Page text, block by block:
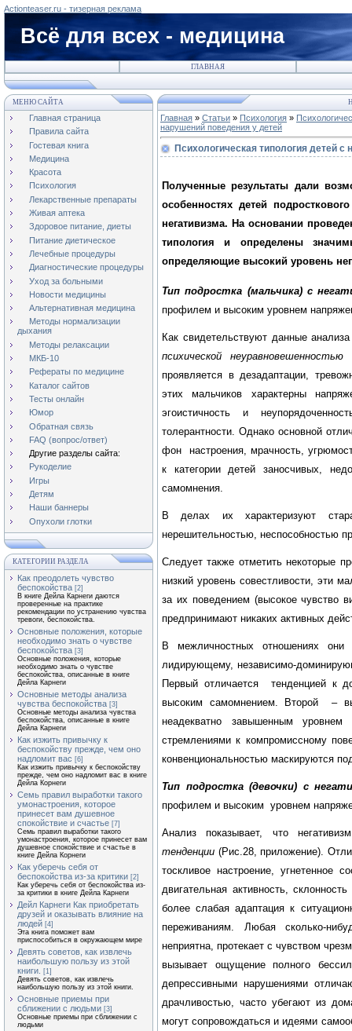
Actionteaser.ru - тизерная реклама
Всё для всех - медицина
ГЛАВНАЯ
МЕНЮ САЙТА
Главная страница
Правила сайта
Гостевая книга
Медицина
Красота
Психология
Лекарственные препараты
Живая аптека
Здоровое питание, диеты
Питание диетическое
Лечебные процедуры
Диагностические процедуры
Уход за больными
Новости медицины
Альтернативная медицина
Методы нормализации
дыхания
Методы релаксации
МКБ-10
Рефераты по медицине
Каталог сайтов
Тесты онлайн
Юмор
Обратная связь
FAQ (вопрос/ответ)
Другие разделы сайта:
Рукоделие
Игры
Детям
Наши баннеры
Опухоли глотки
КАТЕГОРИИ РАЗДЕЛА
Как преодолеть чувство
беспокойства [2]
В книге Дейла Карнеги даются
проверенные на практике
рекомендации по устранению чувства
тревоги, беспокойства.
Основные положения, которые
необходимо знать о чувстве
беспокойства [3]
Основные положения, которые
необходимо знать о чувстве
беспокойства, описанные в книге
Дейла Карнеги
Основные методы анализа
чувства беспокойства [3]
Основные методы анализа чувства
беспокойства, описанные в книге
Дейла Карнеги
Как изжить привычку к
беспокойству прежде, чем оно
надломит вас [6]
Как изжить привычку к беспокойству
прежде, чем оно надломит вас в книге
Дейла Корнеги
Семь правил выработки такого
умонастроения, которое
принесет вам душевное
спокойствие и счастье [7]
Семь правил выработки такого
умонастроения, которое принесет вам
душевное спокойствие и счастье в
книге Дейла Корнеги
Как уберечь себя от
беспокойства из-за критики [2]
Как уберечь себя от беспокойства из-
за критики в книге Дейла Карнеги
Дейл Карнеги Как приобретать
друзей и оказывать влияние на
людей [4]
Эта книга поможет вам
приспособиться в окружающем мире
Девять советов, как извлечь
наибольшую пользу из этой
книги.
[1]
Девять советов, как извлечь
наибольшую пользу из этой книги.
Основные приемы при
сближении с людьми [3]
Основные приемы при сближении с
людьми
Главная » Статьи » Психология »
нарушений поведения у детей
Психологическая типология детей с
Полученные результаты дали
особенностях детей
негативизма. На основании
типология и определены
определяющие высокий уровень
Тип подростка (мальчика) с
профилем и высоким уровнем
Как свидетельствуют данные
психической
проявляется в дезадаптации,
этих мальчиков характерны
эгоистичность и
толерантности. Однако основной
фон настроения, мрачность,
к категории детей заносчивых,
самомнения.
В делах их характеризуют
нерешительностью, неспособностью
Следует также отметить некоторые
низкий уровень совестливости, эти
за их поведением (высокое чувство
предпринимают никаких активных
В межличностных отношениях
лидирующему, независимо-
Первый отличается тенденцией к
высоким самомнением. Второй –
неадекватно завышенным уровнем
стремлениями к компромиссному
конвенциональностью маскируются
Тип подростка (девочки) с
профилем и высоким уровнем
Анализ показывает, что
тенденции (Рис.28, приложение).
тоскливое настроение, угнетенное
двигательная активность,
более слабая адаптация к
переживаниям. Любая сколько-
неприятна, протекает с чувством
вызывает ощущение полного
депрессивными нарушениями
драчливостью, часто убегают из
могут сопровождаться и идеями